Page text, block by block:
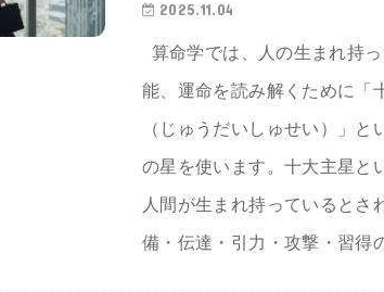
2025.11.04
算命学では、人の生まれ持
能、運命を読み解くために「
（じゅうだいしゅせい）」と
の星を使います。十大主星と
人間が生まれ持っているとさ
備・伝達・引力・攻撃・習得